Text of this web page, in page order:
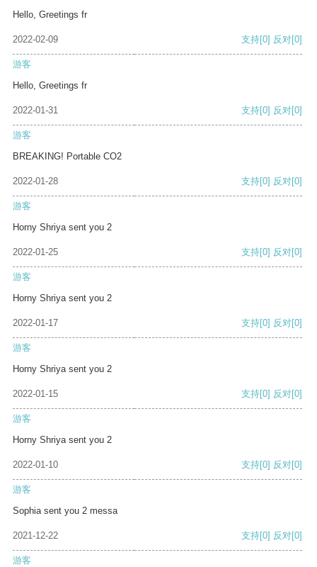
Hello, Greetings fr
2022-02-09 支持[0] 反对[0]
游客
Hello, Greetings fr
2022-01-31 支持[0] 反对[0]
游客
BREAKING! Portable CO2
2022-01-28 支持[0] 反对[0]
游客
Horny Shriya sent you 2
2022-01-25 支持[0] 反对[0]
游客
Horny Shriya sent you 2
2022-01-17 支持[0] 反对[0]
游客
Horny Shriya sent you 2
2022-01-15 支持[0] 反对[0]
游客
Horny Shriya sent you 2
2022-01-10 支持[0] 反对[0]
游客
Sophia sent you 2 messa
2021-12-22 支持[0] 反对[0]
游客